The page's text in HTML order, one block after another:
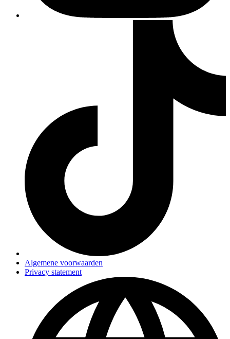
Algemene voorwaarden
Privacy statement